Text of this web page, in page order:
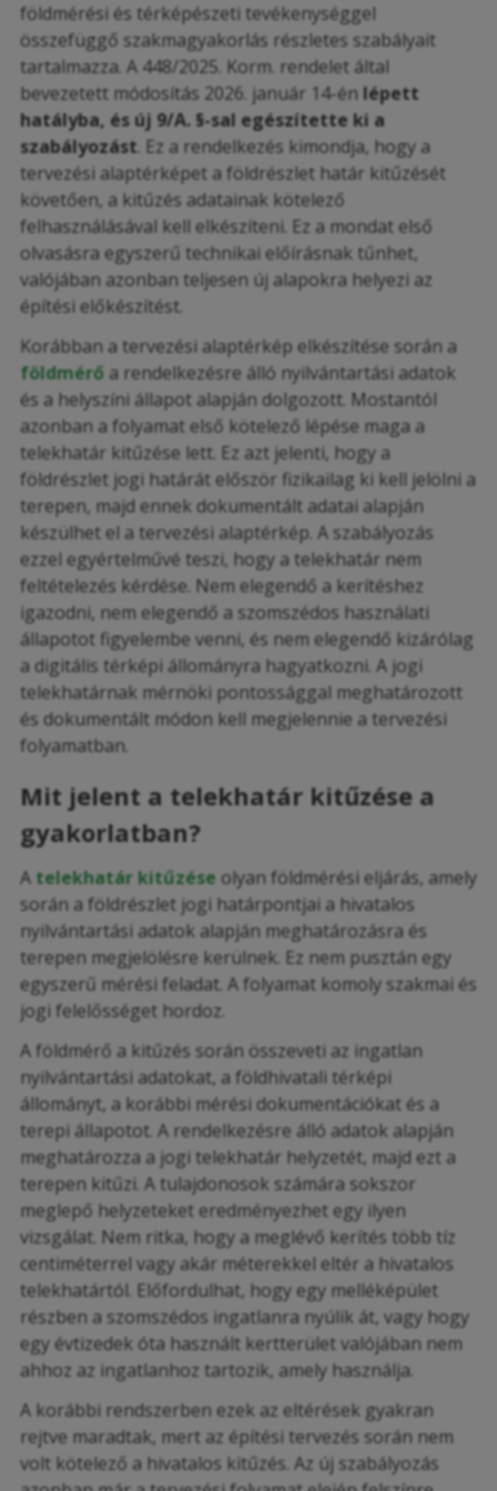
földmérési és térképészeti tevékenységgel
összefüggő szakmagyakorlás részletes szabályait
tartalmazza. A 448/2025. Korm. rendelet által
bevezetett módosítás 2026. január 14-énlépett
hatályba, és új 9/A. §-sal egészítette ki a
szabályozást . Ez a rendelkezés kimondja, hogy a
tervezési alaptérképet a földrészlet határ kitűzését
követően, a kitűzés adatainak kötelező
felhasználásával kell elkészíteni. Ez a mondat első
olvasásra egyszerű technikai előírásnak tűnhet,
valójában azonban teljesen új alapokra helyezi az
építési előkészítést.
Korábban a tervezési alaptérkép elkészítése során a
földmérőa rendelkezésre álló nyilvántartási adatok
és a helyszíni állapot alapján dolgozott. Mostantól
azonban a folyamat első kötelező lépése maga a
telekhatár kitűzése lett. Ez azt jelenti, hogy a
földrészlet jogi határát először fizikailag ki kell jelölni a
terepen, majd ennek dokumentált adatai alapján
készülhet el a tervezési alaptérkép. A szabályozás
ezzel egyértelművé teszi, hogy a telekhatár nem
feltételezés kérdése. Nem elegendő a kerítéshez
igazodni, nem elegendő a szomszédos használati
állapotot figyelembe venni, és nem elegendő kizárólag
a digitális térképi állományra hagyatkozni. A jogi
telekhatárnak mérnöki pontossággal meghatározott
és dokumentált módon kell megjelennie a tervezési
folyamatban.
Mit jelent a telekhatár kitűzése a
gyakorlatban?
A telekhatár kitűzéseolyan földmérési eljárás, amely
során a földrészlet jogi határpontjai a hivatalos
nyilvántartási adatok alapján meghatározásra és
terepen megjelölésre kerülnek. Ez nem pusztán egy
egyszerű mérési feladat. A folyamat komoly szakmai és
jogi felelősséget hordoz.
A földmérő a kitűzés során összeveti az ingatlan
nyilvántartási adatokat, a földhivatali térképi
állományt, a korábbi mérési dokumentációkat és a
terepi állapotot. A rendelkezésre álló adatok alapján
meghatározza a jogi telekhatár helyzetét, majd ezt a
terepen kitűzi. A tulajdonosok számára sokszor
meglepő helyzeteket eredményezhet egy ilyen
vizsgálat. Nem ritka, hogy a meglévő kerítés több tíz
centiméterrel vagy akár méterekkel eltér a hivatalos
telekhatártól. Előfordulhat, hogy egy melléképület
részben a szomszédos ingatlanra nyúlik át, vagy hogy
egy évtizedek óta használt kertterület valójában nem
ahhoz az ingatlanhoz tartozik, amely használja.
A korábbi rendszerben ezek az eltérések gyakran
rejtve maradtak, mert az építési tervezés során nem
volt kötelező a hivatalos kitűzés. Az új szabályozás